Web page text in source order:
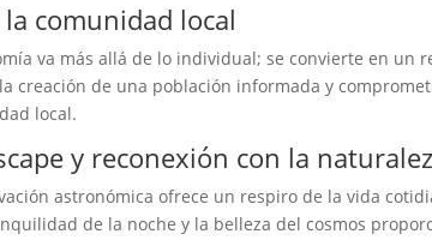
comunidad local
va más allá de lo individual; se convierte en
creación de una población informada y
local.
y reconexión con la
astronómica ofrece un respiro de la vida
de la noche y la belleza del cosmos